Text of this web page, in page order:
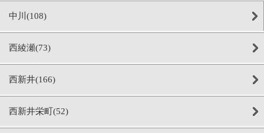
中川(108)
西綾瀬(73)
西新井(166)
西新井栄町(52)